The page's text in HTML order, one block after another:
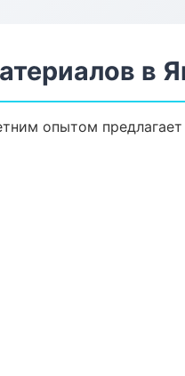
в
опытом